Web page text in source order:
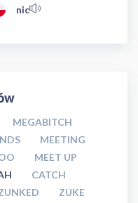
nic
MEGABITCH
MEETING
MEET UP
CATCH
ZUKE